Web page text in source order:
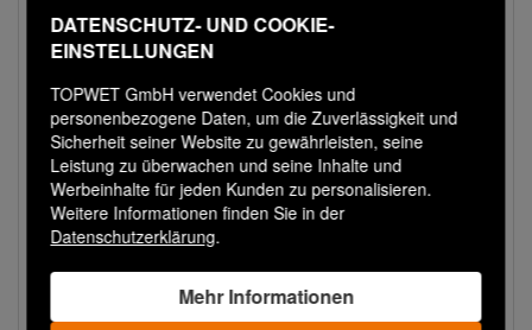
DATENSCHUTZ- UND COOKIE-
EINSTELLUNGEN
TOPWET GmbH verwendet Cookies und
personenbezogene Daten, um die Zuverlässigkeit und
Sicherheit seiner Website zu gewährleisten, seine
Leistung zu überwachen und seine Inhalte und
Werbeinhalte für jeden Kunden zu personalisieren.
Weitere Informationen finden Sie in der
Datenschutzerklärung.
Mehr Informationen